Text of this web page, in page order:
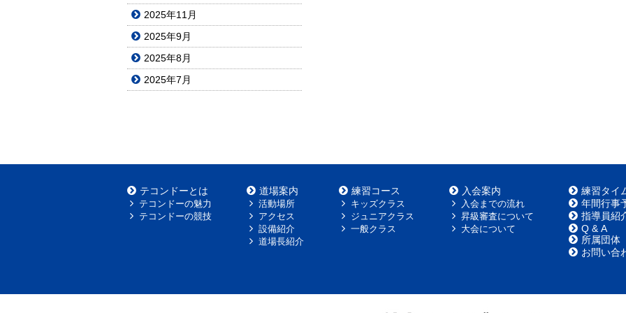
2025年11月
2025年9月
2025年8月
2025年7月
テコンドーとは
テコンドーの魅力
テコンドーの競技
道場案内
活動場所
アクセス
設備紹介
道場長紹介
練習コース
キッズクラス
ジュニアクラス
一般クラス
入会案内
入会までの流れ
昇級審査について
大会について
練習タイ
年間行事
指導員紹
Q & A
所属団体
お問い合